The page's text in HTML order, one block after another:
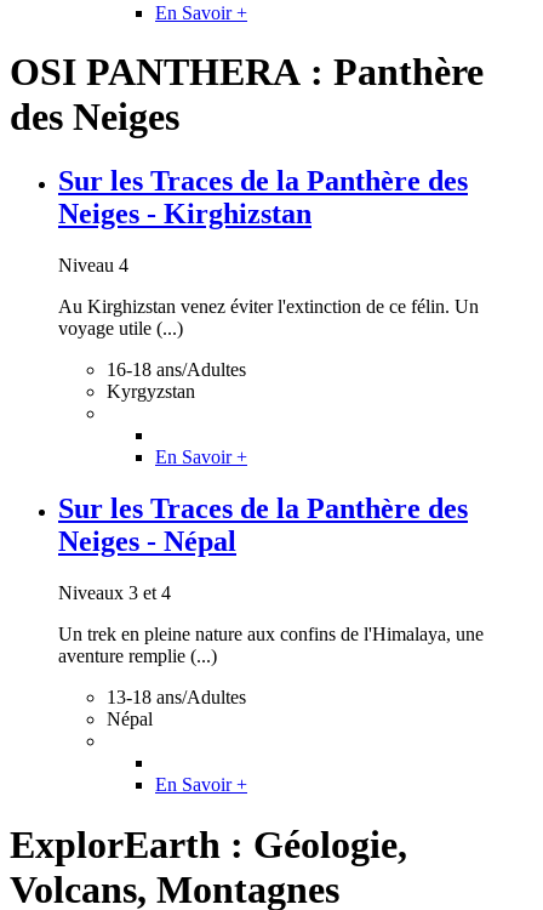
En Savoir +
OSI PANTHERA : Panthère
des Neiges
Sur les Traces de la Panthère des
Neiges - Kirghizstan
Niveau 4
Au Kirghizstan venez éviter l'extinction de ce félin. Un
voyage utile (...)
16-18 ans/Adultes
Kyrgyzstan
En Savoir +
Sur les Traces de la Panthère des
Neiges - Népal
Niveaux 3 et 4
Un trek en pleine nature aux confins de l'Himalaya, une
aventure remplie (...)
13-18 ans/Adultes
Népal
En Savoir +
ExplorEarth : Géologie,
Volcans, Montagnes